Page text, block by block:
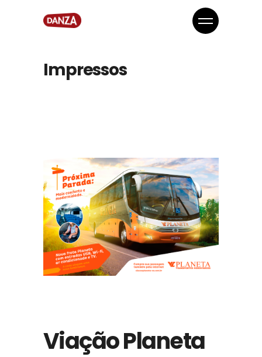
Impressos
Viação Planeta